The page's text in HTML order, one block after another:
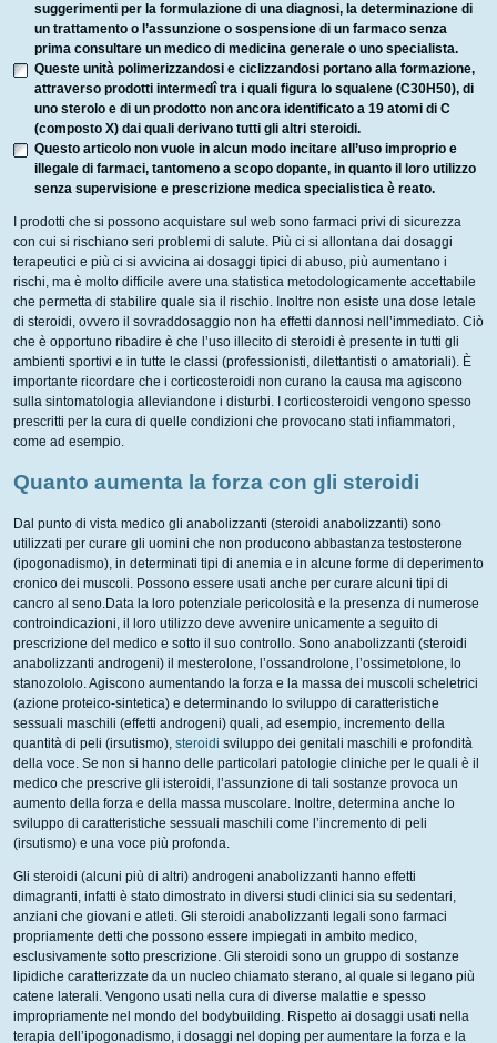
suggerimenti per la formulazione di una diagnosi, la determinazione di
un trattamento o l’assunzione o sospensione di un farmaco senza
prima consultare un medico di medicina generale o uno specialista.
Queste unità polimerizzandosi e ciclizzandosi portano alla formazione,
attraverso prodotti intermedî tra i quali figura lo squalene (C30H50), di
uno sterolo e di un prodotto non ancora identificato a 19 atomi di C
(composto X) dai quali derivano tutti gli altri steroidi.
Questo articolo non vuole in alcun modo incitare all’uso improprio e
illegale di farmaci, tantomeno a scopo dopante, in quanto il loro utilizzo
senza supervisione e prescrizione medica specialistica è reato.
I prodotti che si possono acquistare sul web sono farmaci privi di sicurezza
con cui si rischiano seri problemi di salute. Più ci si allontana dai dosaggi
terapeutici e più ci si avvicina ai dosaggi tipici di abuso, più aumentano i
rischi, ma è molto difficile avere una statistica metodologicamente accettabile
che permetta di stabilire quale sia il rischio. Inoltre non esiste una dose letale
di steroidi, ovvero il sovraddosaggio non ha effetti dannosi nell’immediato. Ciò
che è opportuno ribadire è che l’uso illecito di steroidi è presente in tutti gli
ambienti sportivi e in tutte le classi (professionisti, dilettantisti o amatoriali). È
importante ricordare che i corticosteroidi non curano la causa ma agiscono
sulla sintomatologia alleviandone i disturbi. I corticosteroidi vengono spesso
prescritti per la cura di quelle condizioni che provocano stati infiammatori,
come ad esempio.
Quanto aumenta la forza con gli steroidi
Dal punto di vista medico gli anabolizzanti (steroidi anabolizzanti) sono
utilizzati per curare gli uomini che non producono abbastanza testosterone
(ipogonadismo), in determinati tipi di anemia e in alcune forme di deperimento
cronico dei muscoli. Possono essere usati anche per curare alcuni tipi di
cancro al seno.Data la loro potenziale pericolosità e la presenza di numerose
controindicazioni, il loro utilizzo deve avvenire unicamente a seguito di
prescrizione del medico e sotto il suo controllo. Sono anabolizzanti (steroidi
anabolizzanti androgeni) il mesterolone, l’ossandrolone, l’ossimetolone, lo
stanozololo. Agiscono aumentando la forza e la massa dei muscoli scheletrici
(azione proteico-sintetica) e determinando lo sviluppo di caratteristiche
sessuali maschili (effetti androgeni) quali, ad esempio, incremento della
quantità di peli (irsutismo), steroidi sviluppo dei genitali maschili e profondità
della voce. Se non si hanno delle particolari patologie cliniche per le quali è il
medico che prescrive gli isteroidi, l’assunzione di tali sostanze provoca un
aumento della forza e della massa muscolare. Inoltre, determina anche lo
sviluppo di caratteristiche sessuali maschili come l’incremento di peli
(irsutismo) e una voce più profonda.
Gli steroidi (alcuni più di altri) androgeni anabolizzanti hanno effetti
dimagranti, infatti è stato dimostrato in diversi studi clinici sia su sedentari,
anziani che giovani e atleti. Gli steroidi anabolizzanti legali sono farmaci
propriamente detti che possono essere impiegati in ambito medico,
esclusivamente sotto prescrizione. Gli steroidi sono un gruppo di sostanze
lipidiche caratterizzate da un nucleo chiamato sterano, al quale si legano più
catene laterali. Vengono usati nella cura di diverse malattie e spesso
impropriamente nel mondo del bodybuilding. Rispetto ai dosaggi usati nella
terapia dell’ipogonadismo, i dosaggi nel doping per aumentare la forza e la